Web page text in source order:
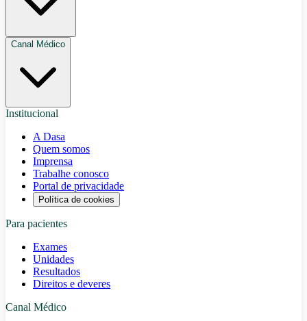
Canal Médico
Institucional
A Dasa
Quem somos
Imprensa
Trabalhe conosco
Portal de privacidade
Política de cookies
Para pacientes
Exames
Unidades
Resultados
Direitos e deveres
Canal Médico